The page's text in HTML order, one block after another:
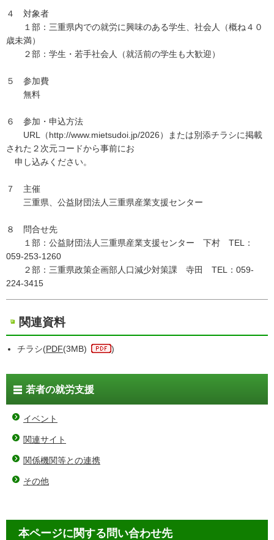
４ 対象者
１部：三重県内での就労に興味のある学生、社会人（概ね４０
歳未満）
２部：学生・若手社会人（就活前の学生も大歓迎）
５ 参加費
無料
６ 参加・申込方法
URL（http://www.mietsudoi.jp/2026）または別添チラシに掲載
された２次元コードから事前にお
申し込みください。
７ 主催
三重県、公益財団法人三重県産業支援センター
８ 問合せ先
１部：公益財団法人三重県産業支援センター 下村 TEL：
059-253-1260
２部：三重県政策企画部人口減少対策課 寺田 TEL：059-
224-3415
関連資料
チラシ(PDF(3MB) )
若者の就労支援
イベント
関連サイト
関係機関等との連携
その他
本ページに関する問い合わせ先